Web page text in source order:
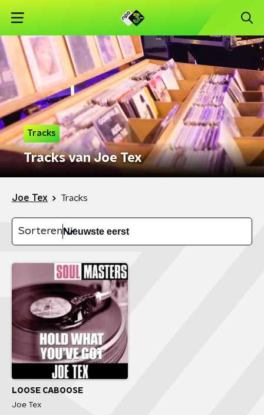
Tracks
Tracks van Joe Tex
Joe Tex Tracks
Sorteren
LOOSE CABOOSE
Joe Tex